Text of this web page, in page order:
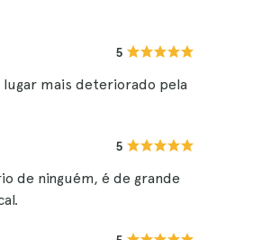
5
mais deteriorado pela
5
de ninguém, é de grande